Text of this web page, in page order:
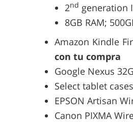
2nd generation
8GB RAM;
Amazon Kindle
con tu compra
Google Nexus
Select tablet
EPSON Artisan
Canon PIXMA